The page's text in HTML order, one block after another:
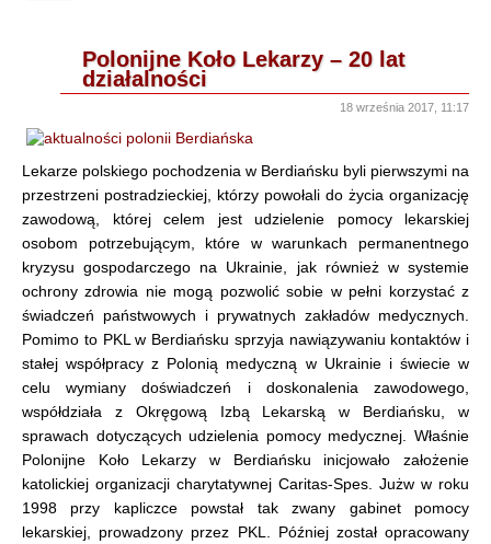
Polonijne Koło Lekarzy – 20 lat
działalności
18 września 2017, 11:17
Lekarze polskiego pochodzenia w Berdiańsku byli pierwszymi na
przestrzeni postradzieckiej, którzy powołali do życia organizację
zawodową, której celem jest udzielenie pomocy lekarskiej
osobom potrzebującym, które w warunkach permanentnego
kryzysu gospodarczego na Ukrainie, jak również w systemie
ochrony zdrowia nie mogą pozwolić sobie w pełni korzystać z
świadczeń państwowych i prywatnych zakładów medycznych.
Pomimo to PKL w Berdiańsku sprzyja nawiązywaniu kontaktów i
stałej współpracy z Polonią medyczną w Ukrainie i świecie w
celu wymiany doświadczeń i doskonalenia zawodowego,
współdziała z Okręgową Izbą Lekarską w Berdiańsku, w
sprawach dotyczących udzielenia pomocy medycznej. Właśnie
Polonijne Koło Lekarzy w Berdiańsku inicjowało założenie
katolickiej organizacji charytatywnej Caritas-Spes. Jużw w roku
1998 przy kapliczce powstał tak zwany gabinet pomocy
lekarskiej, prowadzony przez PKL. Później został opracowany